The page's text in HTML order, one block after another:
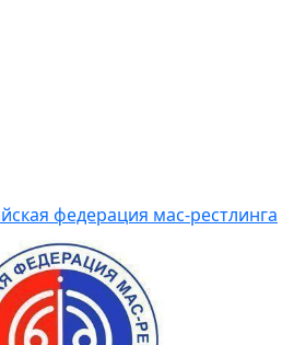
федерация мас-рестлинга